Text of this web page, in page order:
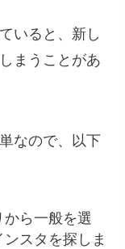
いると、新し
まうことがあ
なので、以下
ら一般を選
スタを探しま